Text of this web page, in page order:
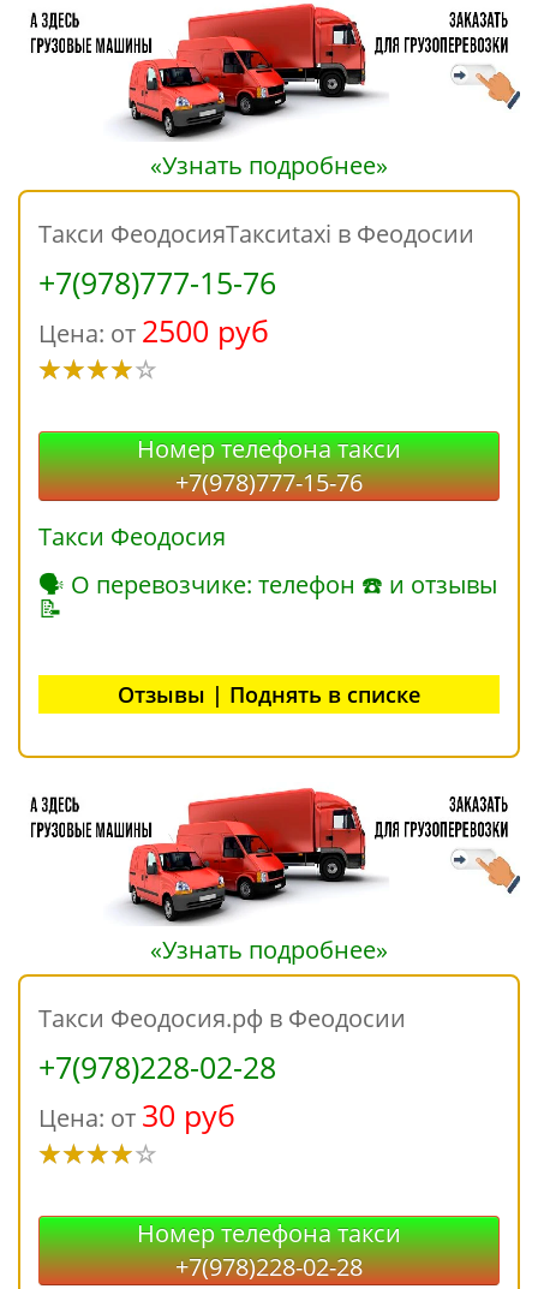
«Узнать подробнее»
Такси ФеодосияТаксиtaxi в Феодосии
+7(978)777-15-76
Цена: от 2500 руб
Номер телефона такси
+7(978)777-15-76
Такси Феодосия
🗣 О перевозчике: телефон ☎ и отзывы
📝
Отзывы | Поднять в списке
«Узнать подробнее»
Такси Феодосия.рф в Феодосии
+7(978)228-02-28
Цена: от 30 руб
Номер телефона такси
+7(978)228-02-28